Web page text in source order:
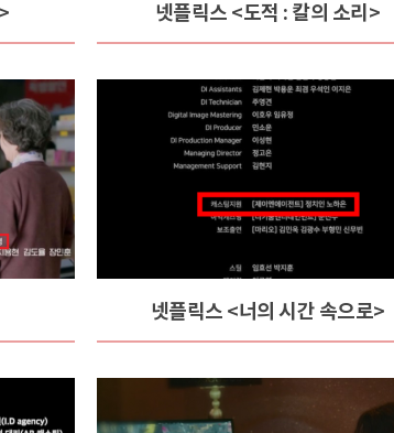
넷플릭스 <도적 : 칼의 소리>
넷플릭스 <너의 시간 속으로>